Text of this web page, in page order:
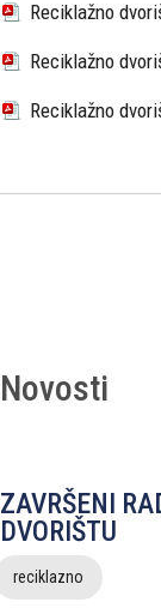
Reciklažno
Reciklažno
Reciklažno
Novosti
ZAVRŠENI
DVORIŠTU
reciklazno